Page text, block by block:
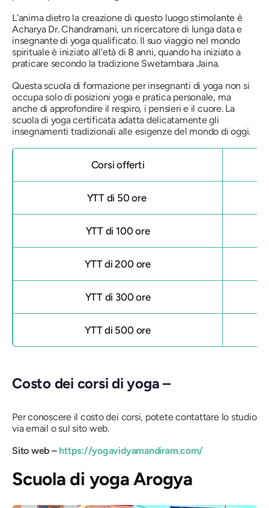
L'anima dietro la creazione di questo luogo stimolante è
Acharya Dr. Chandramani, un ricercatore di lunga data e
insegnante di yoga qualificato. Il suo viaggio nel mondo
spirituale è iniziato all'età di 8 anni, quando ha iniziato a
praticare secondo la tradizione Swetambara Jaina.
Questa scuola di formazione per insegnanti di yoga non si
occupa solo di posizioni yoga e pratica personale, ma
anche di approfondire il respiro, i pensieri e il cuore. La
scuola di yoga certificata adatta delicatamente gli
insegnamenti tradizionali alle esigenze del mondo di oggi.
Corsi offerti
YTT di 50 ore
YTT di 100 ore
YTT di 200 ore
YTT di 300 ore
YTT di 500 ore
Costo dei corsi di yoga –
Per conoscere il costo dei corsi, potete contattare lo studio
via email o sul sito web.
Sito web – https://yogavidyamandiram.com/
Scuola di yoga Arogya